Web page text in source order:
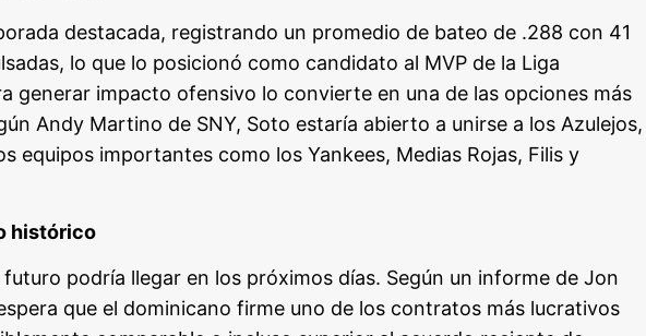
destacada, registrando un promedio de bateo de .288 con 41
lo que lo posicionó como candidato al MVP de la Liga
generar impacto ofensivo lo convierte en una de las opciones más
Andy Martino de SNY, Soto estaría abierto a unirse a los Azulejos,
equipos importantes como los Yankees, Medias Rojas, Filis y
histórico
podría llegar en los próximos días. Según un informe de Jon
que el dominicano firme uno de los contratos más lucrativos